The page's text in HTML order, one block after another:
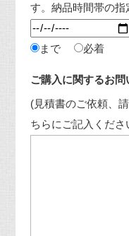
す。納品時間帯の指
まで 必着
ご購入に関するお問
(見積書のご依頼、
ちらにご記入くださ